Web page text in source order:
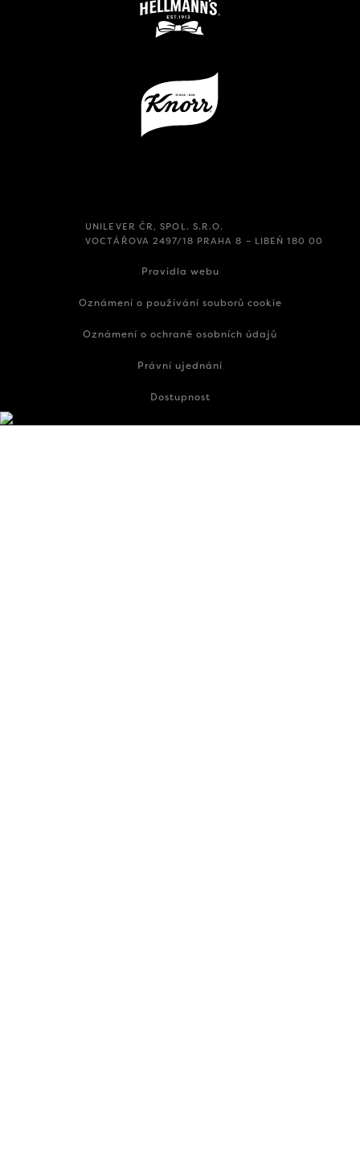
UNILEVER ČR, SPOL. S.R.O.
VOCTÁŘOVA 2497/18 PRAHA 8 – LIBEŇ 180 00
Pravidla webu
Oznámení o používání souborů cookie
Oznámení o ochraně osobních údajů
Právní ujednání
Dostupnost